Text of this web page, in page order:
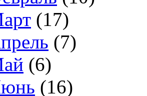
(17)
(7)
(6)
(16)